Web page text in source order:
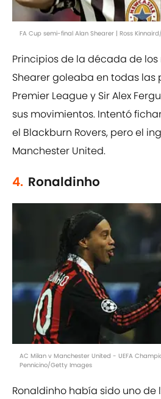
FA Cup semi-final Alan Shearer | Ross
Principios de la década de los
Shearer goleaba en todas las
Premier League y Sir Alex
sus movimientos. Intentó
el Blackburn Rovers, pero el
Manchester United.
4. Ronaldinho
AC Milan v Manchester United - UEFA
Pennicino/Getty Images
Ronaldinho había sido uno de